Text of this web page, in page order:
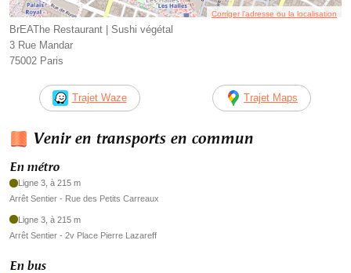
Corriger l’adresse ou la localisation
BrEAThe Restaurant | Sushi végétal
3 Rue Mandar
75002 Paris
Trajet Waze Trajet Maps
Venir en transports en commun
En métro
Ligne 3, à 215 m
Arrêt Sentier - Rue des Petits Carreaux
Ligne 3, à 215 m
Arrêt Sentier - 2v Place Pierre Lazareff
En bus